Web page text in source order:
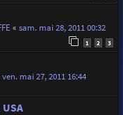
« sam. mai 28, 2011 00:32
1 2 3
ven. mai 27, 2011 16:44